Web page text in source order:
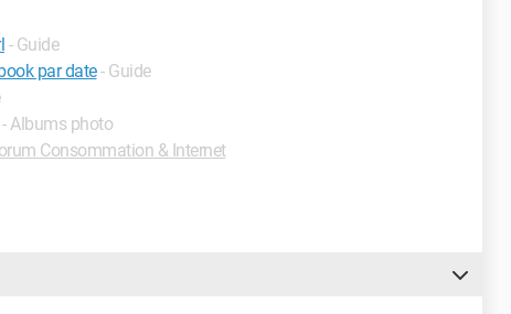
- Guide
par date- Guide
Albums photo
Consommation & Internet